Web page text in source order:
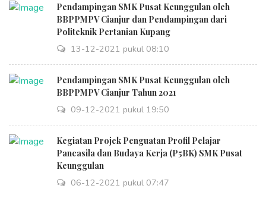
Pendampingan SMK Pusat Keunggulan oleh
BBPPMPV Cianjur dan Pendampingan dari
Politeknik Pertanian Kupang
13-12-2021 pukul 08:10
Pendampingan SMK Pusat Keunggulan oleh
BBPPMPV Cianjur Tahun 2021
09-12-2021 pukul 19:50
Kegiatan Projek Penguatan Profil Pelajar
Pancasila dan Budaya Kerja (P5BK) SMK Pusat
Keunggulan
06-12-2021 pukul 07:47